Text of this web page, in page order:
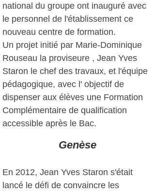
national du groupe ont inauguré avec
le personnel de l'établissement ce
nouveau centre de formation.
Un projet initié par Marie-Dominique
Rouseau la proviseure , Jean Yves
Staron le chef des travaux, et l'équipe
pédagogique, avec l' objectif de
dispenser aux élèves une Formation
Complémentaire de qualification
accessible après le Bac.
Genèse
En 2012, Jean Yves Staron s'était
lancé le défi de convaincre les